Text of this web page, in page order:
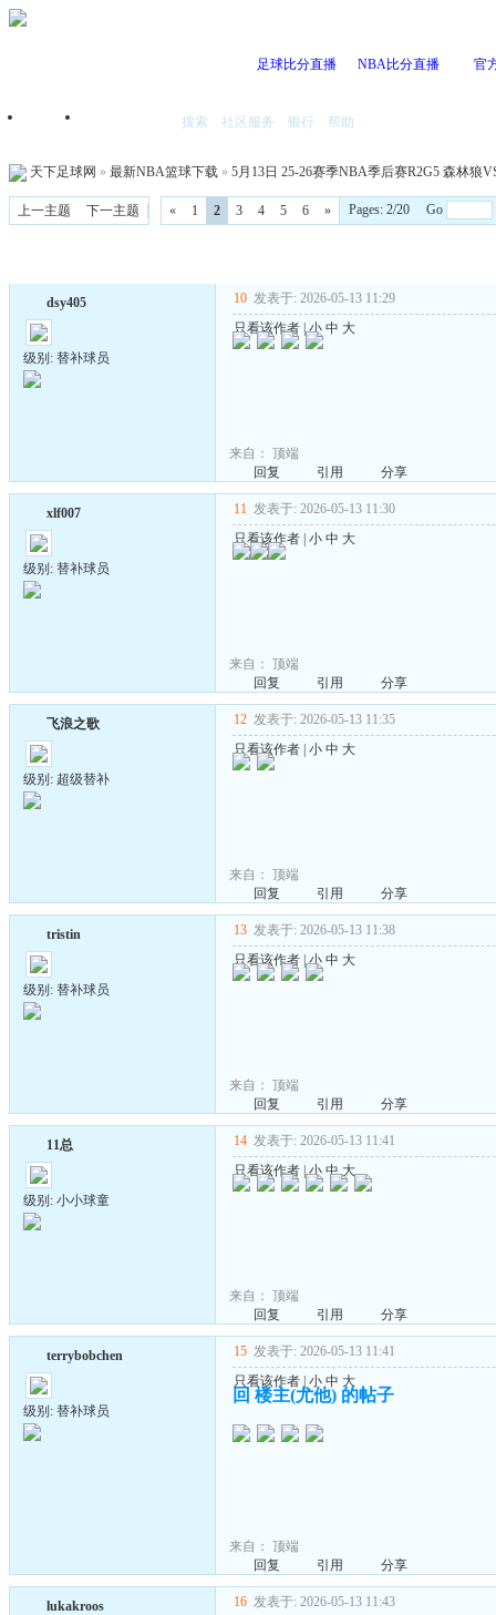
足球比分直播 NBA比分直播 官
首页 搜索 社区服务 银行 帮助
天下足球网 » 最新NBA篮球下载 » 5月13日 25-26赛季NBA季后赛R2G5 森林狼
上一主题 下一主题 « 1 2 3 4 5 6 » Pages: 2/20 Go
dsy405
级别: 替补球员
10 发表于: 2026-05-13 11:29
只看该作者 |小 中 大
来自： 顶端
回复
引用 分享
xlf007
级别: 替补球员
11 发表于: 2026-05-13 11:30
只看该作者 小 中 大
来自： 顶端
回复
引用 分享
飞浪之歌
级别: 超级替补
12 发表于: 2026-05-13 11:35
只看该作者 小 中 大
来自： 顶端
回复
引用 分享
tristin
级别: 替补球员
13 发表于: 2026-05-13 11:38
只看该作者 |小 中 大
来自： 顶端
回复
引用 分享
11总
级别: 小小球童
14 发表于: 2026-05-13 11:41
只看该作者 |小 中 大
来自： 顶端
回复
引用 分享
terrybobchen
级别: 替补球员
15 发表于: 2026-05-13 11:41
只看该作者 小 中 大
回 楼主(尤他) 的帖子
来自： 顶端
回复
引用 分享
lukakroos
16 发表于: 2026-05-13 11:43